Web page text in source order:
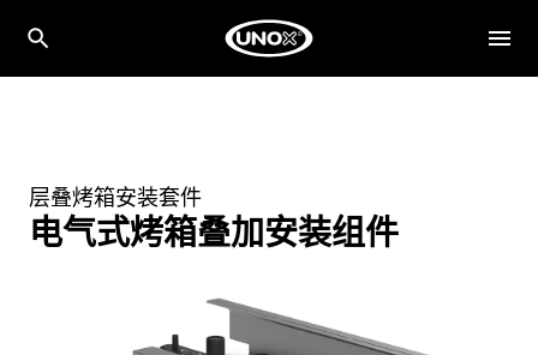
层叠烤箱安装套件
电气式烤箱叠加安装组件